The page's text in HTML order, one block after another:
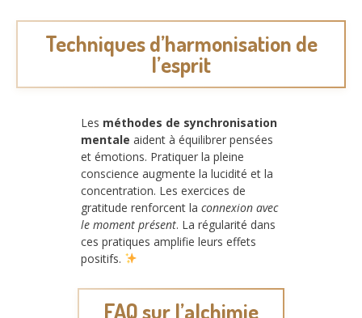
Techniques d’harmonisation de
l’esprit
Les méthodes de synchronisation
mentale aident à équilibrer pensées
et émotions. Pratiquer la pleine
conscience augmente la lucidité et la
concentration. Les exercices de
gratitude renforcent la connexion avec
le moment présent. La régularité dans
ces pratiques amplifie leurs effets
positifs.
FAQ sur l’alchimie